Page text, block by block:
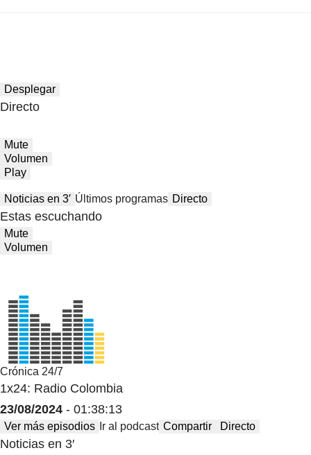
Desplegar
Directo
Mute
Volumen
Play
Noticias en 3′ Últimos programas Directo
Estas escuchando
Mute
Volumen
Crónica 24/7
1x24: Radio Colombia
23/08/2024 - 01:38:13
Ver más episodios Ir al podcast Compartir Directo
Noticias en 3′